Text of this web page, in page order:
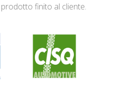
finito al cliente.